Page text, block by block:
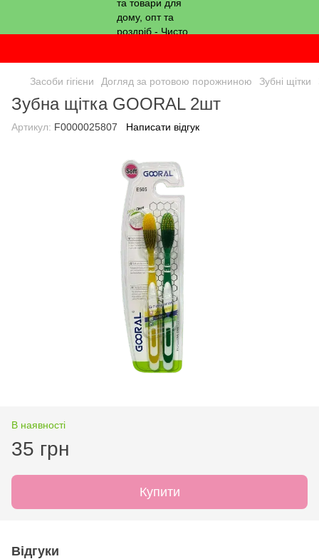
Засоби гігієни Догляд за ротовою порожниною Зубні щітки
Зубна щітка GOORAL 2шт
Артикул: F0000025807 Написати відгук
В наявності
35 грн
Купити
Відгуки